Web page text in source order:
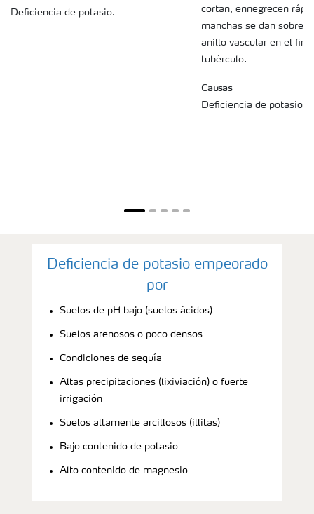
Deficiencia de potasio.
cortan, ennegrecen
manchas se dan sobre
anillo vascular en el
tubérculo.
Causas
Deficiencia de potasio.
Deficiencia de potasio empeorado
por
Suelos de pH bajo (suelos ácidos)
Suelos arenosos o poco densos
Condiciones de sequía
Altas precipitaciones (lixiviación) o fuerte
irrigación
Suelos altamente arcillosos (illitas)
Bajo contenido de potasio
Alto contenido de magnesio